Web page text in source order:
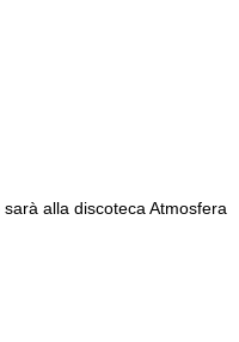
alla discoteca Atmosfera